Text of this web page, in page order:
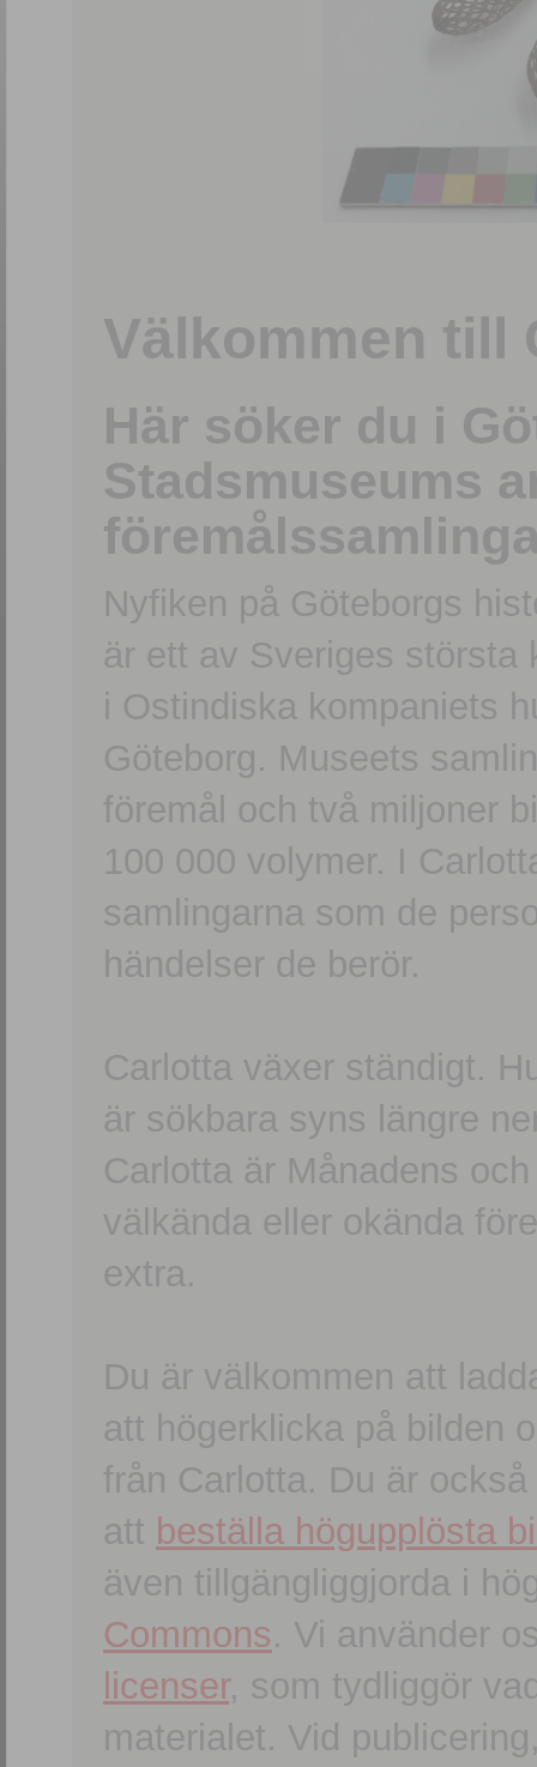
Välkommen till
Här söker du i
Stadsmuseums
Nyfiken på Göteborgs
är ett av Sveriges största
i Ostindiska kompaniets
Göteborg. Museets
föremål och två miljoner
100 000 volymer. I
samlingarna som de
händelser de berör.
Carlotta växer ständigt.
är sökbara syns längre
Carlotta är Månadens
välkända eller okända
extra.
Du är välkommen att
att högerklicka på bilden
från Carlotta. Du är
att beställa högupplösta
även tillgängliggjorda i
Commons. Vi använder
licenser, som tydliggör
materialet. Vid